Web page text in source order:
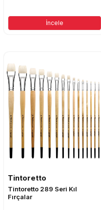
İncele
Tintoretto
Tintoretto 289 Seri Kıl
Fırçalar